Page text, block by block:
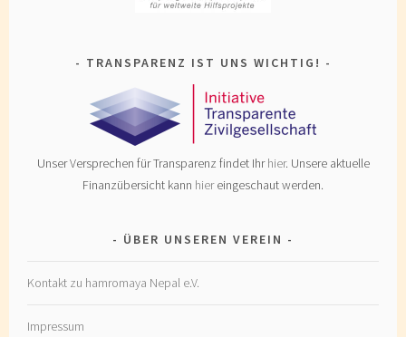
TRANSPARENZ IST UNS WICHTIG!
Unser Versprechen für Transparenz findet Ihrhier. Unsere aktuelle
Finanzübersicht kann hiereingeschaut werden.
ÜBER UNSEREN VEREIN
Kontakt zu hamromaya Nepal e.V.
Impressum